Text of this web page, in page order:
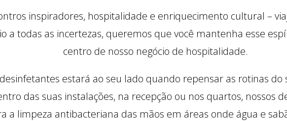
inspiradores, hospitalidade e enriquecimento cultural –
a todas as incertezas, queremos que você mantenha esse
centro de nosso negócio de hospitalidade.
estará ao seu lado quando repensar as rotinas do
das suas instalações, na recepção ou nos quartos, nossos
a limpeza antibacteriana das mãos em áreas onde água e